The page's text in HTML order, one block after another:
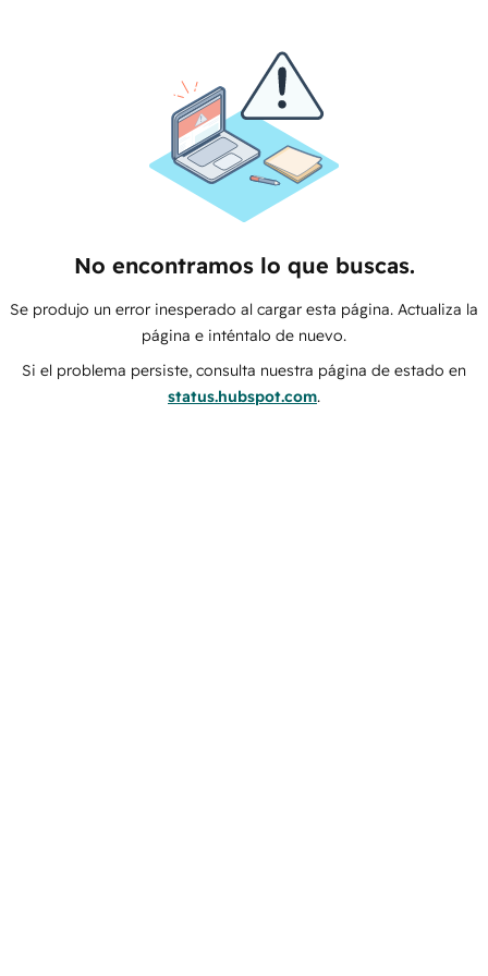
No encontramos lo que buscas.
Se produjo un error inesperado al cargar esta página. Actualiza la
página e inténtalo de nuevo.
Si el problema persiste, consulta nuestra página de estado en
status.hubspot.com.